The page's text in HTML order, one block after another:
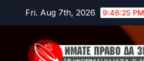
Fri. Aug 7th, 2026 9:46:27 PM